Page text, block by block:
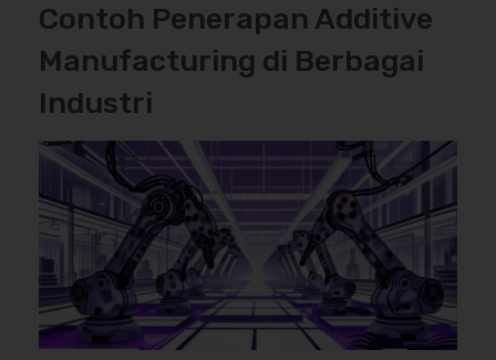
Contoh Penerapan Additive
Manufacturing di Berbagai
Industri